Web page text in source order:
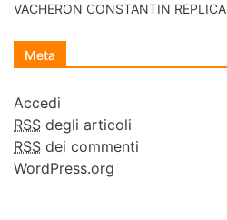
VACHERON CONSTANTIN REPLICA
Meta
Accedi
RSS degli articoli
RSS dei commenti
WordPress.org